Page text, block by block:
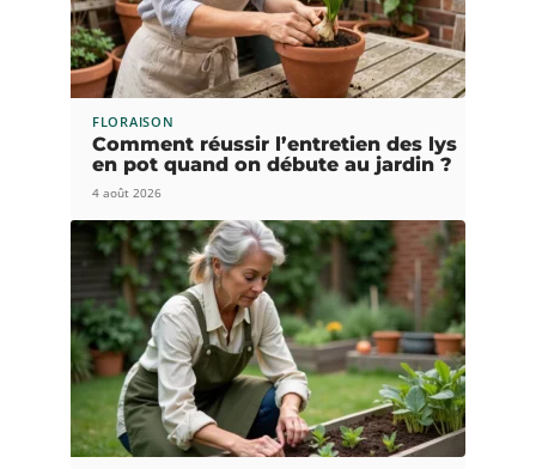
FLORAISON
Comment réussir l’entretien des lys
en pot quand on débute au jardin ?
4 août 2026